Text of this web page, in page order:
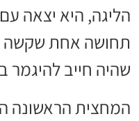
תחושה אחת שקשה
שהיה חייב להיגמר
המחצית הראשונה